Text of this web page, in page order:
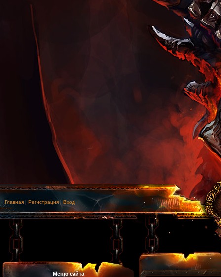
Главная | Регистрация | Вход
Меню сайта